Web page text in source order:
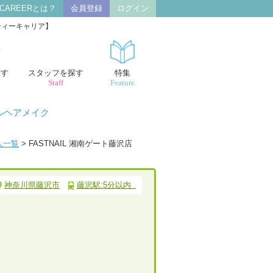
とは？ 会員登録 ログイン
ーキャリア】
スタッフを探す
Staff
特集
Feature
ヘアメイク
一覧 > FASTNAIL 湘南ゲート藤沢店
神奈川県藤沢市 藤沢駅:5分以内